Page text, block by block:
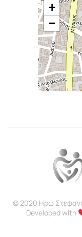
+
−
© 2020 Ηρώ
Developed with